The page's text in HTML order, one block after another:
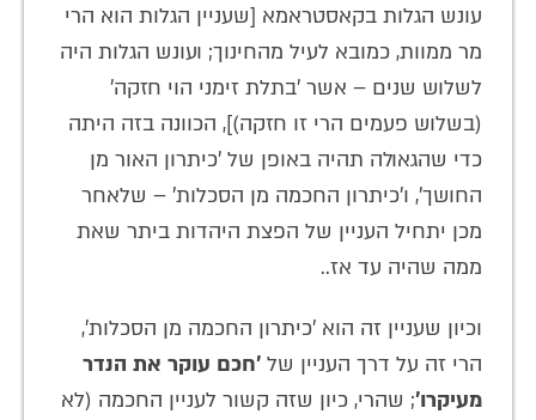
עונש הגלות בקאסטראמא [שעניין הגלות הוא הרי
מר ממוות, כמובא לעיל מהחינוך; ועונש הגלות היה
לשלוש שנים – אשר 'בתלת זימני הוי חזקה'
(בשלוש פעמים הרי זו חזקה)], הכוונה בזה היתה
כדי שהגאולה תהיה באופן של 'כיתרון האור מן
החושך', ו'כיתרון החכמה מן הסכלות' – שלאחר
מכן יתחיל העניין של הפצת היהדות ביתר שאת
ממה שהיה עד אז..
וכיון שעניין זה הוא 'כיתרון החכמה מן הסכלות',
הרי זה על דרך העניין של 'חכם עוקר את הנדר
מעיקרו'; שהרי, כיון שזה קשור לעניין החכמה (לא